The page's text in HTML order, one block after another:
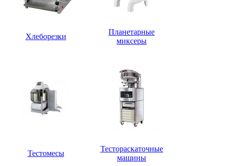
Хлеборезки
Планетарные
миксеры
Тестомесы
Тестораскаточные
машины